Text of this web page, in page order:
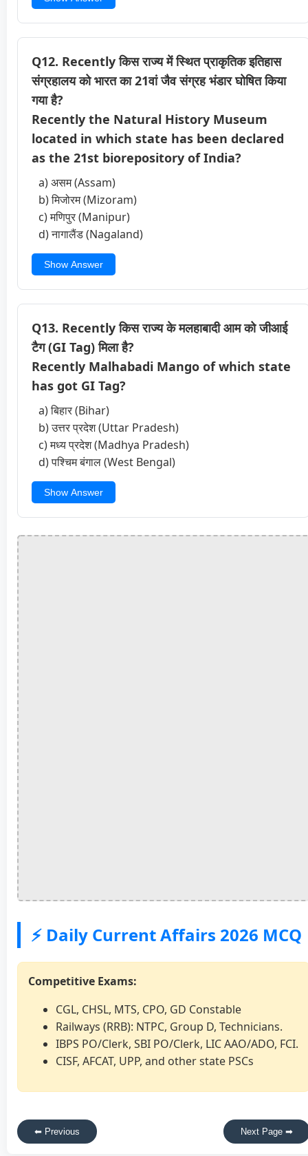
Q12. Recently किस राज्य में स्थित प्राकृतिक इतिहास
संग्रहालय को भारत का 21वां जैव संग्रह भंडार घोषित किया
गया है?
Recently the Natural History Museum
located in which state has been declared
as the 21st biorepository of India?
a) असम (Assam)
b) मिजोरम (Mizoram)
c) मणिपुर (Manipur)
d) नागालैंड (Nagaland)
Show Answer
Q13. Recently किस राज्य के मलहाबादी आम को जीआई
टैग (GI Tag) मिला है?
Recently Malhabadi Mango of which state
has got GI Tag?
a) बिहार (Bihar)
b) उत्तर प्रदेश (Uttar Pradesh)
c) मध्य प्रदेश (Madhya Pradesh)
d) पश्चिम बंगाल (West Bengal)
Show Answer
⚡ Daily Current Affairs 2026 MCQ
Competitive Exams:
CGL, CHSL, MTS, CPO, GD Constable
Railways (RRB): NTPC, Group D, Technicians.
IBPS PO/Clerk, SBI PO/Clerk, LIC AAO/ADO, FCI.
CISF, AFCAT, UPP, and other state PSCs
⬅ Previous Next Page ➡